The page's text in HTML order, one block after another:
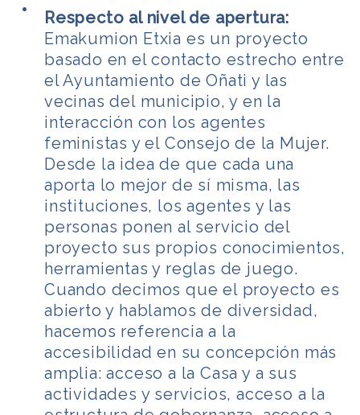
Respecto al nivel de apertura:
Emakumion Etxia es un proyecto
basado en el contacto estrecho entre
el Ayuntamiento de Oñati y las
vecinas del municipio, y en la
interacción con los agentes
feministas y el Consejo de la Mujer.
Desde la idea de que cada una
aporta lo mejor de sí misma, las
instituciones, los agentes y las
personas ponen al servicio del
proyecto sus propios conocimientos,
herramientas y reglas de juego.
Cuando decimos que el proyecto es
abierto y hablamos de diversidad,
hacemos referencia a la
accesibilidad en su concepción más
amplia: acceso a la Casa y a sus
actividades y servicios, acceso a la